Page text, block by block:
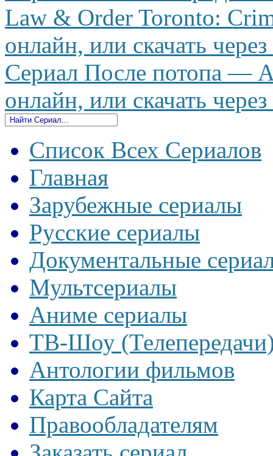
Law & Order Toronto:
онлайн, или скачать
Сериал После потопа —
онлайн, или скачать
Список Всех Сериалов
Главная
Зарубежные сериалы
Русские сериалы
Документальные
Мультсериалы
Аниме сериалы
ТВ-Шоу
Антологии фильмов
Карта Сайта
Правообладателям